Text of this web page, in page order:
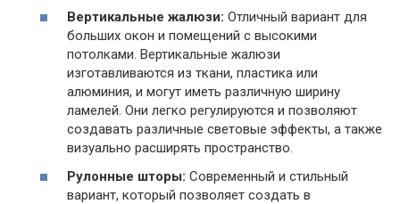
Вертикальные жалюзи: Отличный вариант для
больших окон и помещений с высокими
потолками. Вертикальные жалюзи
изготавливаются из ткани, пластика или
алюминия, и могут иметь различную ширину
ламелей. Они легко регулируются и позволяют
создавать различные световые эффекты, а также
визуально расширять пространство.
Рулонные шторы: Современный и стильный
вариант, который позволяет создать в